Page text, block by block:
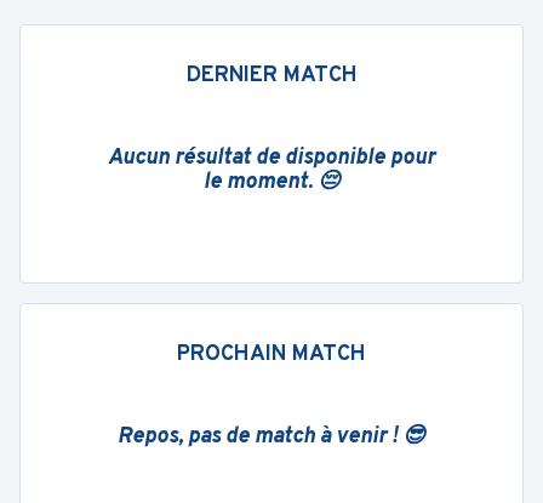
DERNIER MATCH
Aucun résultat de disponible pour
le moment. 😔
PROCHAIN MATCH
Repos, pas de match à venir ! 😎